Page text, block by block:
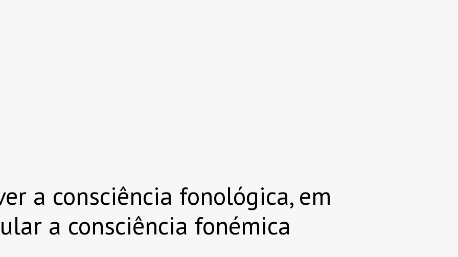
a consciência fonológica, em
a consciência fonémica